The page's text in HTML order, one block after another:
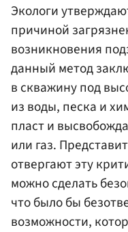
Экологи
причиной
возникновения
данный метод
в скважину под
из воды, песка и
пласт и
или газ.
отвергают эту
можно сделать
что было бы
возможности,